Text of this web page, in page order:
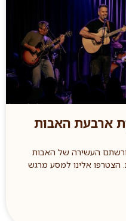
ארבעת האבות
העשירה של האבות
הצטרפו אלינו למסע מרגש